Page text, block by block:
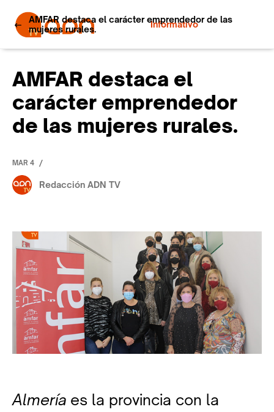
Informativo
AMFAR destaca el carácter emprendedor de las
mujeres rurales.
AMFAR destaca el
carácter emprendedor
de las mujeres rurales.
MAR 4 /
Redacción ADN TV
Almería es la provincia con la